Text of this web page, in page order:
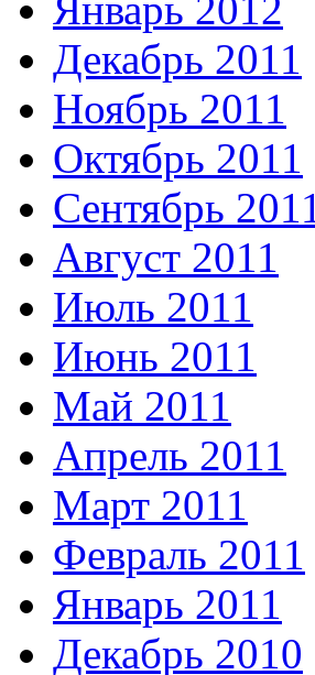
Декабрь 2011
Ноябрь 2011
Октябрь 2011
Сентябрь 2011
Август 2011
Июль 2011
Июнь 2011
Май 2011
Апрель 2011
Март 2011
Февраль 2011
Январь 2011
Декабрь 2010